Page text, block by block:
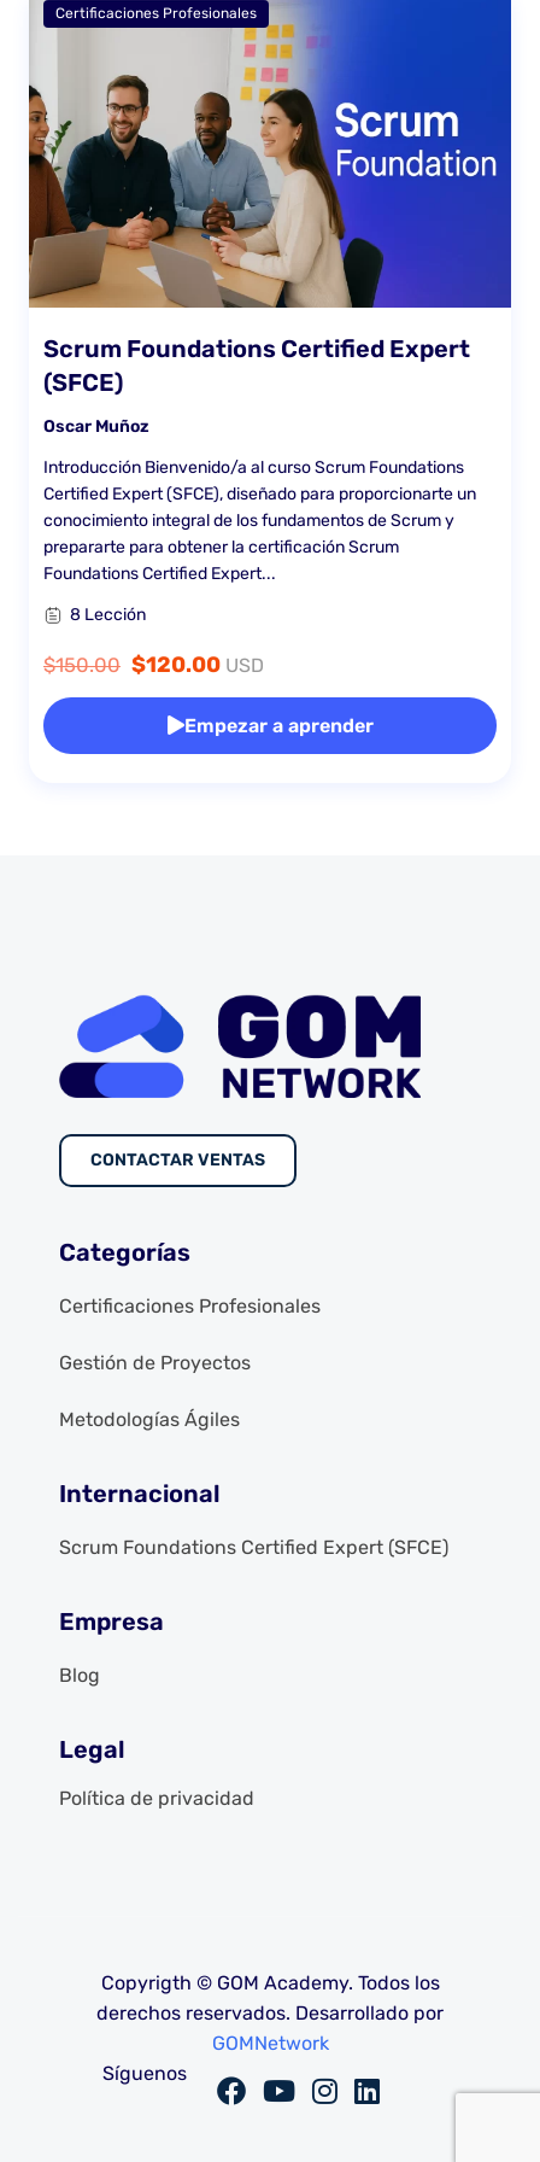
Certificaciones Profesionales
Scrum Foundations Certified Expert
(SFCE)
Oscar Muñoz
Introducción Bienvenido/a al curso Scrum Foundations
Certified Expert (SFCE), diseñado para proporcionarte un
conocimiento integral de los fundamentos de Scrum y
prepararte para obtener la certificación Scrum
Foundations Certified Expert...
8 Lección
$150.00 $120.00 USD
Empezar a aprender
CONTACTAR VENTAS
Categorías
Certificaciones Profesionales
Gestión de Proyectos
Metodologías Ágiles
Internacional
Scrum Foundations Certified Expert (SFCE)
Empresa
Blog
Legal
Política de privacidad
Copyrigth © GOM Academy. Todos los
derechos reservados. Desarrollado por
GOMNetwork
Síguenos